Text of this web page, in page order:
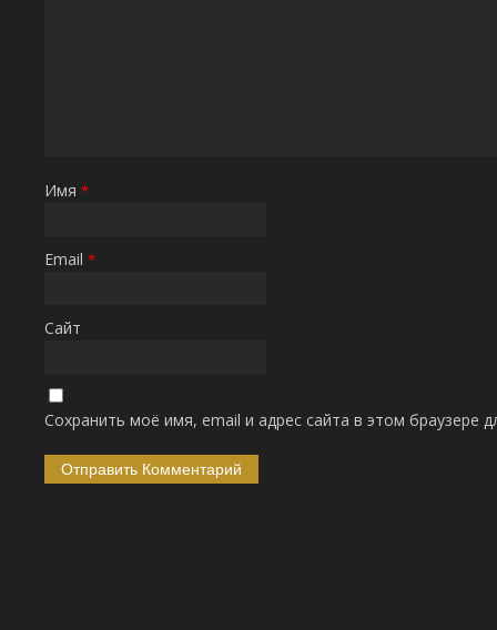
Имя *
Email *
Сайт
Сохранить моё имя, email и адрес сайта в этом браузере